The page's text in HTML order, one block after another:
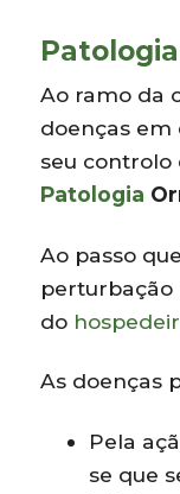
Ao ramo da
doenças em
seu controlo
Patologia
Ao passo
perturbação
do
As doenças
Pela
se que